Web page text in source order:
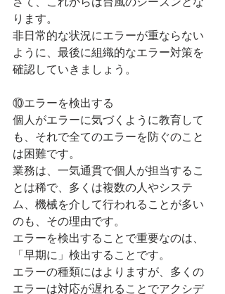
ります。
非日常的な状況にエラーが重ならない
ように、最後に組織的なエラー対策を
確認していきましょう。
⑩エラーを検出する
個人がエラーに気づくように教育して
も、それで全てのエラーを防ぐのこと
は困難です。
業務は、一気通貫で個人が担当するこ
とは稀で、多くは複数の人やシステ
ム、機械を介して行われることが多い
のも、その理由です。
エラーを検出することで重要なのは、
「早期に」検出することです。
エラーの種類にはよりますが、多くの
エラーは対応が遅れることでアクシデ